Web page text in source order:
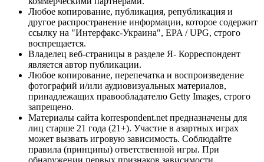
Любое копирование, публикация, републикация и
другое распространение информации, которое содержит
ссылку на "Интерфакс-Украина", EPA / UPG, строго
воспрещается.
Владелец веб-страницы в разделе Я- Корреспондент
является автор публикации.
Любое копирование, перепечатка и воспроизведение
фотографий и/или аудиовизуальных материалов,
принадлежащих правообладателю Getty Images, строго
запрещено.
Материалы сайта korrespondent.net предназначены для
лиц старше 21 года (21+). Участие в азартных играх
может вызвать игровую зависимость. Соблюдайте
правила (принципы) ответственной игры. При
обнаружении первых признаков зависимости